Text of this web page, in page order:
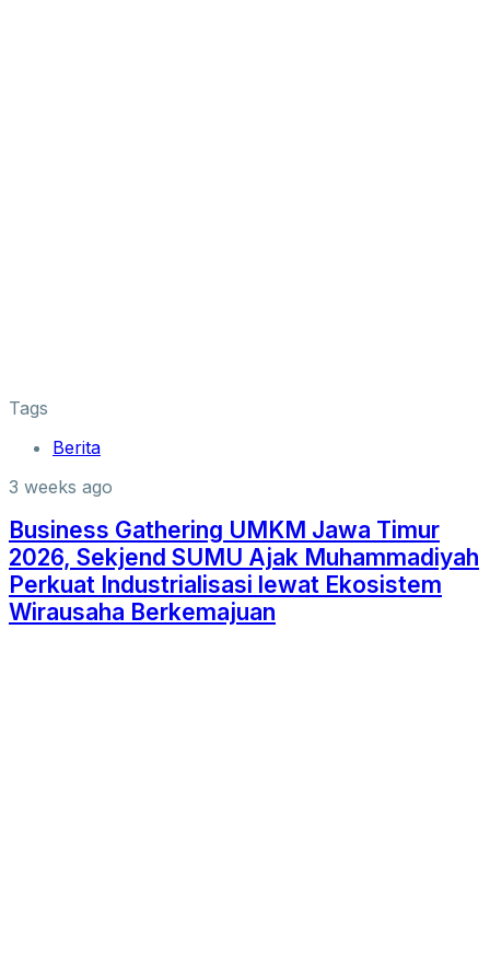
Tags
Berita
3 weeks ago
Business Gathering UMKM Jawa Timur
2026, Sekjend SUMU Ajak Muhammadiyah
Perkuat Industrialisasi lewat Ekosistem
Wirausaha Berkemajuan